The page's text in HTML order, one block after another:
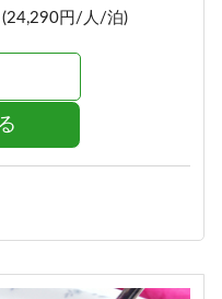
円/人/泊)